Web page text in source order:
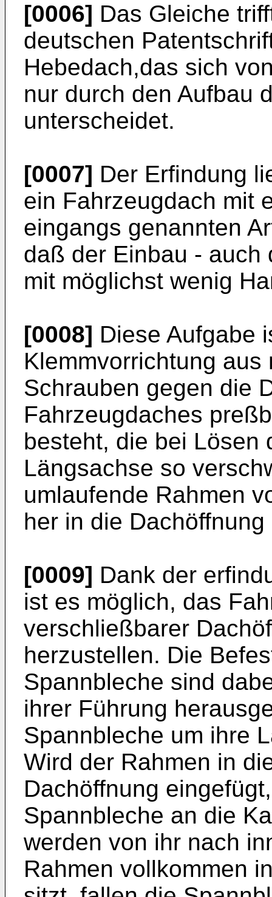
[0006] Das Gleiche
deutschen
Hebedach,das sich
nur durch den Aufbau
unterscheidet.
[0007] Der Erfindung
ein Fahrzeugdach mit
eingangs genannten
daß der Einbau - auch
mit möglichst wenig
[0008] Diese Aufgabe
Klemmvorrichtung
Schrauben gegen die
Fahrzeugdaches
besteht, die bei Lösen
Längsachse so
umlaufende Rahmen
her in die
[0009] Dank der
ist es möglich, das
verschließbarer
herzustellen. Die
Spannbleche sind
ihrer Führung
Spannbleche um ihre
Wird der Rahmen in
Dachöffnung
Spannbleche an die
werden von ihr nach
Rahmen vollkommen